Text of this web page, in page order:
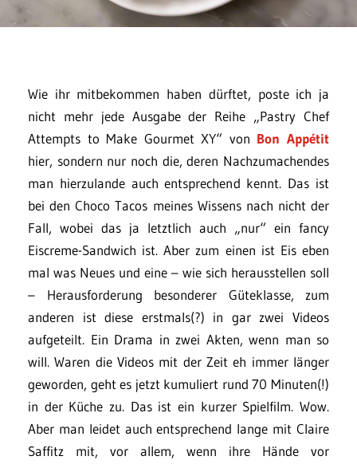
Wie ihr mitbekommen haben dürftet, poste ich ja
nicht mehr jede Ausgabe der Reihe „Pastry Chef
Attempts to Make Gourmet XY“ von Bon Appétit
hier, sondern nur noch die, deren Nachzumachendes
man hierzulande auch entsprechend kennt. Das ist
bei den Choco Tacos meines Wissens nach nicht der
Fall, wobei das ja letztlich auch „nur“ ein fancy
Eiscreme-Sandwich ist. Aber zum einen ist Eis eben
mal was Neues und eine – wie sich herausstellen soll
– Herausforderung besonderer Güteklasse, zum
anderen ist diese erstmals(?) in gar zwei Videos
aufgeteilt. Ein Drama in zwei Akten, wenn man so
will. Waren die Videos mit der Zeit eh immer länger
geworden, geht es jetzt kumuliert rund 70 Minuten(!)
in der Küche zu. Das ist ein kurzer Spielfilm. Wow.
Aber man leidet auch entsprechend lange mit Claire
Saffitz mit, vor allem, wenn ihre Hände vor